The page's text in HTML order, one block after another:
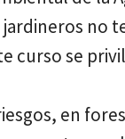
no
curso se
en